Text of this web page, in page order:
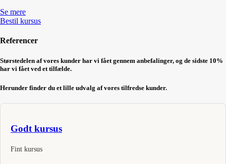
Se mere
Bestil kursus
Referencer
Størstedelen af vores kunder har vi fået gennem anbefalinger, og de sidste 10%
har vi fået ved et tilfælde​.
Herunder finder du et lille udvalg af vores tilfredse kunder.
Godt kursus
Fint kursus